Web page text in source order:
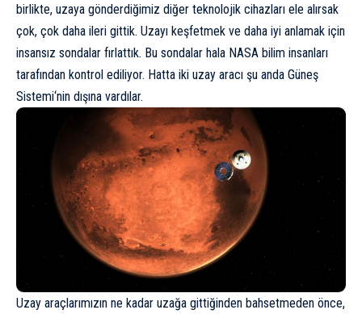
birlikte, uzaya gönderdiğimiz diğer teknolojik cihazları ele alırsak
çok, çok daha ileri gittik. Uzayı keşfetmek ve daha iyi anlamak için
insansız sondalar fırlattık. Bu sondalar hala NASA bilim insanları
tarafından kontrol ediliyor. Hatta iki uzay aracı şu anda Güneş
Sistemi‘nin dışına vardılar.
Uzay araçlarımızın ne kadar uzağa gittiğinden bahsetmeden önce,